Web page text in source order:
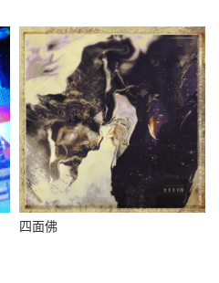
四面佛